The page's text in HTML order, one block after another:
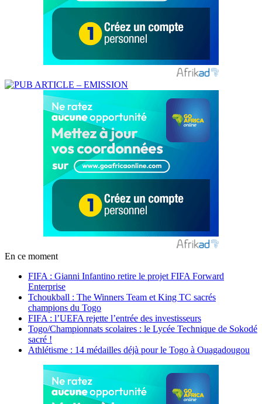
En ce moment
FIFA : Gianni Infantino retire le projet FIFA Forward
Enterprise
Tchoukball : The Winners Team et King TC sacrés
champions du Togo
FIFA : l’UEFA rejette l’entrée des investisseurs
Togo/Championnats scolaires : le Lycée Technique de Sokodé
sacré !
Athlétisme : 14 médailles déjà pour le Togo à Ouagadougou